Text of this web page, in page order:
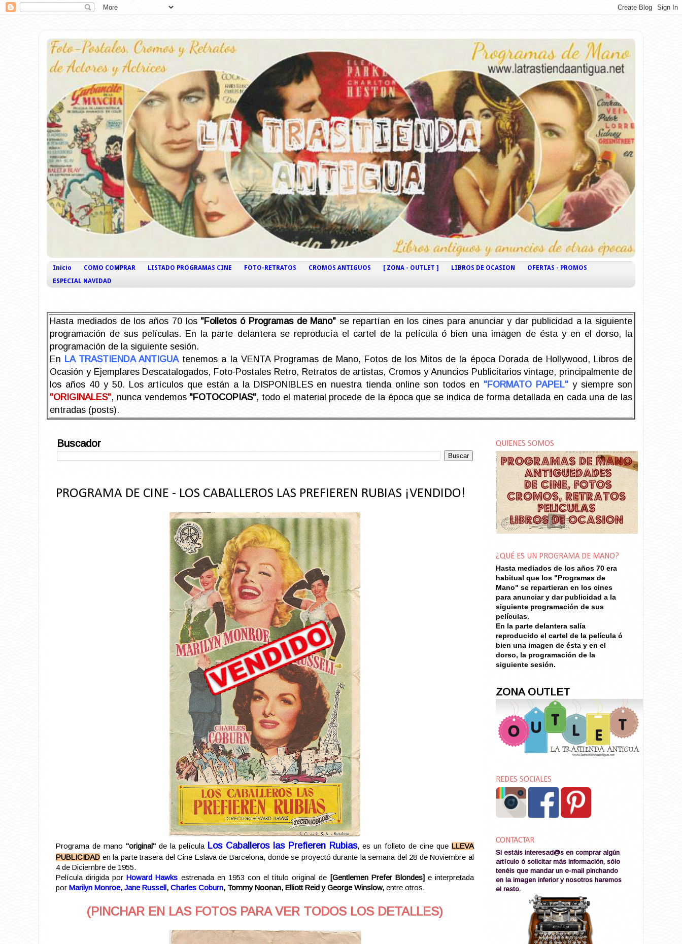
Inicio COMO COMPRAR LISTADO PROGRAMAS CINE FOTO-RETRATOS CROMOS ANTIGUOS [ ZONA - OUTLET ] LIBROS DE OCASION
OFERTAS - PROMOS
ESPECIAL NAVIDAD
Hasta mediados de los años 70 los "Folletos ó Programas de Mano" se repartían en los cines para anunciar y dar publicidad a la siguiente
programación de sus películas. En la parte delantera se reproducía el cartel de la película ó bien una imagen de ésta y en el dorso, la
programación de la siguiente sesión.
En LA TRASTIENDA ANTIGUAtenemos a la VENTA Programas de Mano, Fotos de los Mitos de la época Dorada de Hollywood, Libros de
Ocasión y Ejemplares Descatalogados, Foto-Postales Retro, Retratos de artistas, Cromos y Anuncios Publicitarios vintage, principalmente de
los años 40 y 50. Los artículos que están a la DISPONIBLES en nuestra tienda online son todos en "FORMATO PAPEL" y siempre son
"ORIGINALES", nunca vendemos "FOTOCOPIAS", todo el material procede de la época que se indica de forma detallada en cada una de las
entradas (posts).
Buscador
PROGRAMA DE CINE - LOS CABALLEROS LAS PREFIEREN RUBIAS ¡VENDIDO!
Programa de mano "original" de la película Los Caballeros las Prefieren Rubias, es un folleto de cine que LLEVA
PUBLICIDAD en la parte trasera del Cine Eslava de Barcelona, donde se proyectó durante la semana del 28 de Noviembre al
4 de Diciembre de 1955.
Película dirigida porHoward Hawks estrenada en 1953 con el título original de [Gentlemen Prefer Blondes] e interpretada
por Marilyn Monroe, Jane Russell , Charles Coburn, Tommy Noonan, Elliott Reid y George Winslow, entre otros.
(PINCHAR EN LAS FOTOS PARA VER TODOS LOS DETALLES)
QUIENES SOMOS
¿QUÉ ES UN PROGRAMA DE MANO?
Hasta mediados de los años 70 era
habitual que los "Programas de
Mano" se repartieran en los cines
para anunciar y dar publicidad a la
siguiente programación de sus
películas.
En la parte delantera salía
reproducido el cartel de la película ó
bien una imagen de ésta y en el
dorso, la programación de la
siguiente sesión.
ZONA OUTLET
REDES SOCIALES
CONTACTAR
Si estáis interesad@s en comprar algún
artículo ó solicitar más información, sólo
tenéis que mandar un e-mail pinchando
en la imagen inferior y nosotros haremos
el resto.